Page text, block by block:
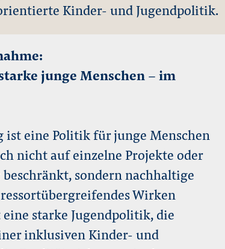
Kinder- und Jugendpolitik.
junge Menschen – im
ist eine Politik für junge Menschen
nicht auf einzelne Projekte oder
sondern nachhaltige
Wirken
starke Jugendpolitik, die
inklusiven Kinder- und